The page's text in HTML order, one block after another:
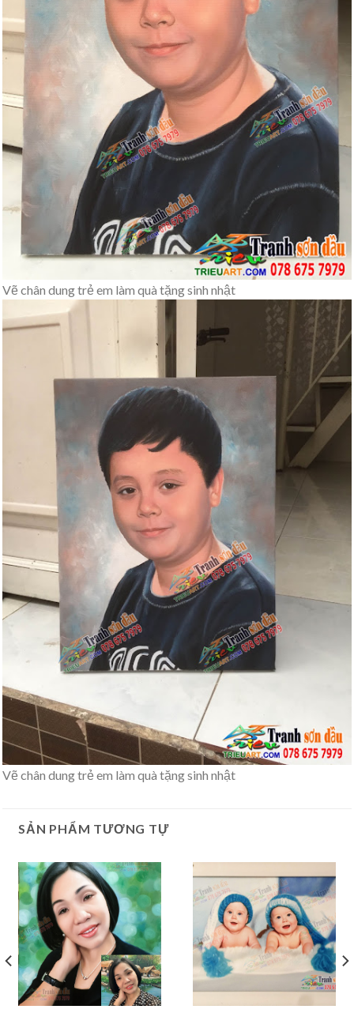
Vẽ chân dung trẻ em làm quà tặng sinh nhật
Vẽ chân dung trẻ em làm quà tặng sinh nhật
SẢN PHẨM TƯƠNG TỰ